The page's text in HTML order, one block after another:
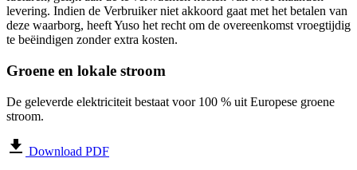
levering. Indien de Verbruiker niet akkoord gaat met het betalen van
deze waarborg, heeft Yuso het recht om de overeenkomst vroegtijdig
te beëindigen zonder extra kosten.
Groene en lokale stroom
De geleverde elektriciteit bestaat voor 100 % uit Europese groene
stroom.
Download PDF